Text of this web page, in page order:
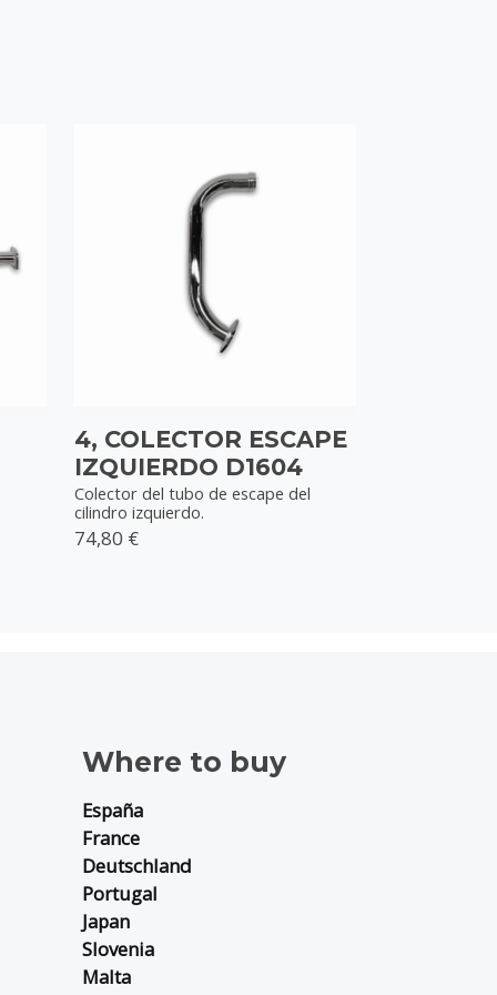
4, COLECTOR ESCAPE
IZQUIERDO D1604
Colector del tubo de escape del
cilindro izquierdo.
74,80 €
Where to buy
España
France
Deutschland
Portugal
Japan
Slovenia
Malta